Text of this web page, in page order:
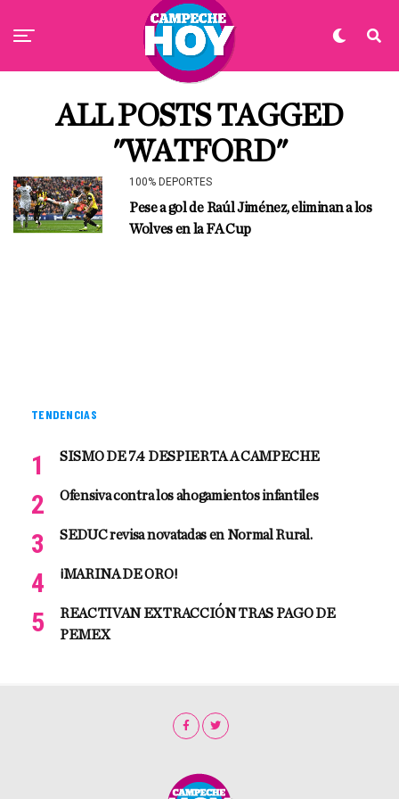
ALL POSTS TAGGED
"WATFORD"
100% DEPORTES
Pese a gol de Raúl Jiménez, eliminan a los
Wolves en la FA Cup
TENDENCIAS
SISMO DE 7.4 DESPIERTA A CAMPECHE
Ofensiva contra los ahogamientos infantiles
SEDUC revisa novatadas en Normal Rural.
¡MARINA DE ORO!
REACTIVAN EXTRACCIÓN TRAS PAGO DE
PEMEX